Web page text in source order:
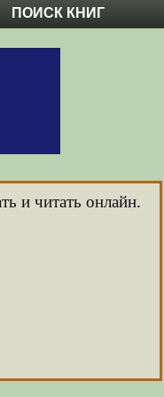
ПОИСК КНИГ
и читать онлайн.